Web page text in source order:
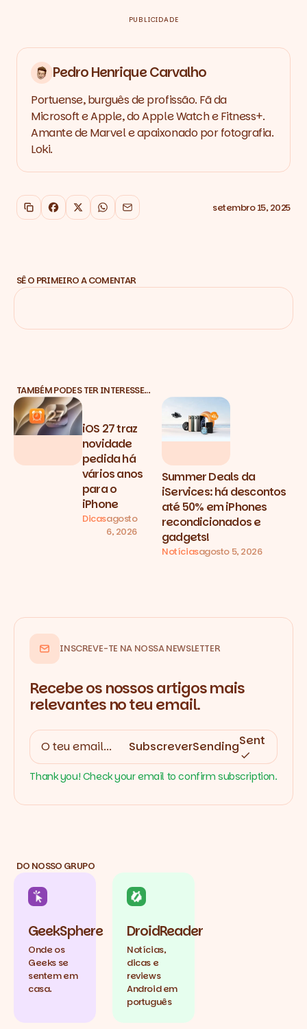
PUBLICIDADE
Pedro Henrique Carvalho
Portuense, burguês de profissão. Fã da
Microsoft e Apple, do Apple Watch e Fitness+.
Amante de Marvel e apaixonado por fotografia.
Loki.
Copiar link
Facebook
X WhatsApp
Email setembro 15, 2025
SÊ O PRIMEIRO A COMENTAR
TAMBÉM PODES TER INTERESSE…
iOS 27 traz
novidade
pedida há
vários anos
para o
iPhone
Dicasagosto
6, 2026
Summer Deals da
iServices: há descontos
até 50% em iPhones
recondicionados e
gadgets!
Notíciasagosto 5, 2026
INSCREVE-TE NA NOSSA NEWSLETTER
Recebe os nossos artigos mais
relevantes no teu email.
SubscreverSendingSent
Thank you! Check your email to confirm subscription.
DO NOSSO GRUPO
GeekSphere
Onde os
Geeks se
sentem em
casa.
DroidReader
Notícias,
dicas e
reviews
Android em
português